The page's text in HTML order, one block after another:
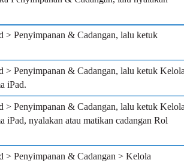
> Penyimpanan & Cadangan, lalu ketuk
> Penyimpanan & Cadangan, lalu ketuk
iPad.
> Penyimpanan & Cadangan, lalu ketuk
iPad, nyalakan atau matikan cadangan Rol
> Penyimpanan & Cadangan > Kelola